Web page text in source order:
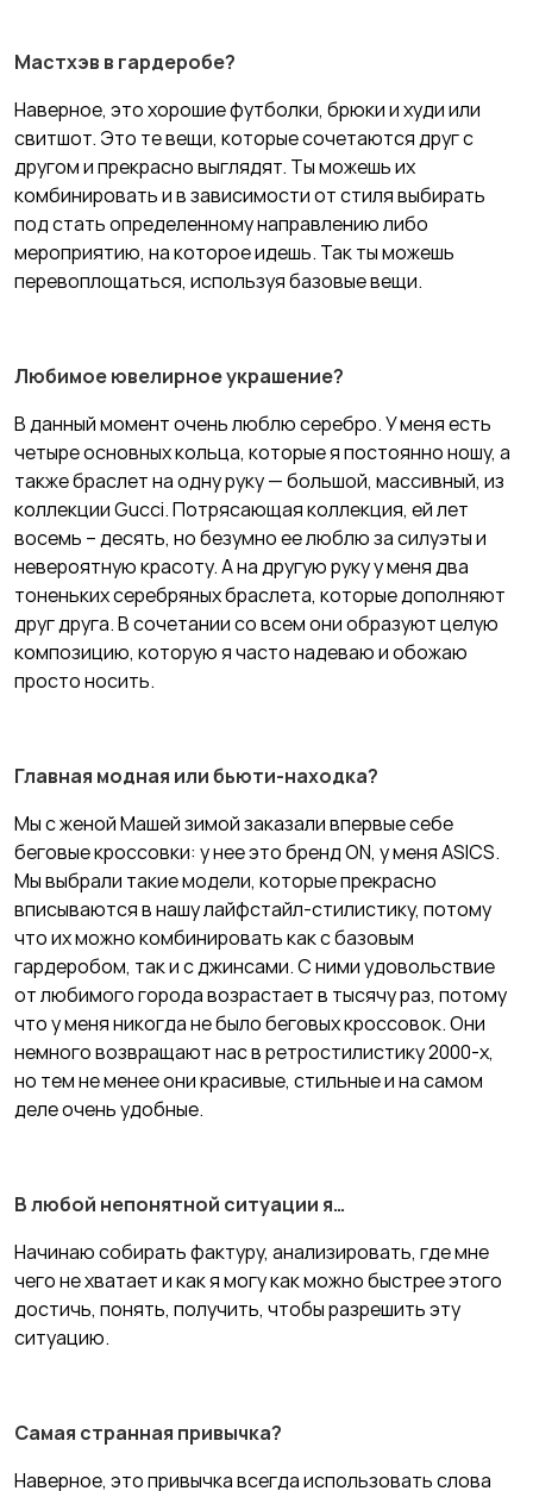
Мастхэв в гардеробе?
Наверное, это хорошие футболки, брюки и худи или
свитшот. Это те вещи, которые сочетаются друг с
другом и прекрасно выглядят. Ты можешь их
комбинировать и в зависимости от стиля выбирать
под стать определенному направлению либо
мероприятию, на которое идешь. Так ты можешь
перевоплощаться, используя базовые вещи.
Любимое ювелирное украшение?
В данный момент очень люблю серебро. У меня есть
четыре основных кольца, которые я постоянно ношу, а
также браслет на одну руку — большой, массивный, из
коллекции Gucci. Потрясающая коллекция, ей лет
восемь – десять, но безумно ее люблю за силуэты и
невероятную красоту. А на другую руку у меня два
тоненьких серебряных браслета, которые дополняют
друг друга. В сочетании со всем они образуют целую
композицию, которую я часто надеваю и обожаю
просто носить.
Главная модная или бьюти-находка?
Мы с женой Машей зимой заказали впервые себе
беговые кроссовки: у нее это бренд ON, у меня ASICS.
Мы выбрали такие модели, которые прекрасно
вписываются в нашу лайфстайл-стилистику, потому
что их можно комбинировать как с базовым
гардеробом, так и с джинсами. С ними удовольствие
от любимого города возрастает в тысячу раз, потому
что у меня никогда не было беговых кроссовок. Они
немного возвращают нас в ретростилистику 2000-х,
но тем не менее они красивые, стильные и на самом
деле очень удобные.
В любой непонятной ситуации я…
Начинаю собирать фактуру, анализировать, где мне
чего не хватает и как я могу как можно быстрее этого
достичь, понять, получить, чтобы разрешить эту
ситуацию.
Самая странная привычка?
Наверное, это привычка всегда использовать слова